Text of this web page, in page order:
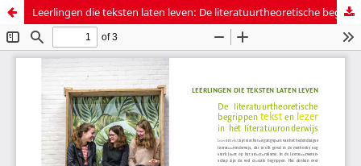
Leerlingen die teksten laten leven: De literatuurtheoretische begrippen tekst en lezer in het literatuuronderwijs